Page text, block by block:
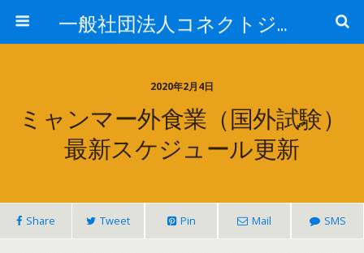
一般社団法人コネクトジャパン
2020年2月4日
ミャンマー外食業（国外試験）
最新スケジュール更新
Share Tweet Pin Mail SMS